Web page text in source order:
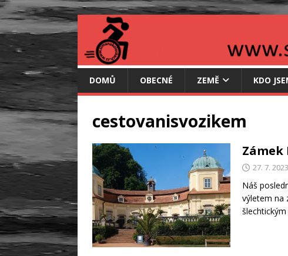
DOMŮ OBECNÉ ZEMĚ KDO
cestovanisvozikem
Zámek
27. 7. 2023
Náš
výletem na